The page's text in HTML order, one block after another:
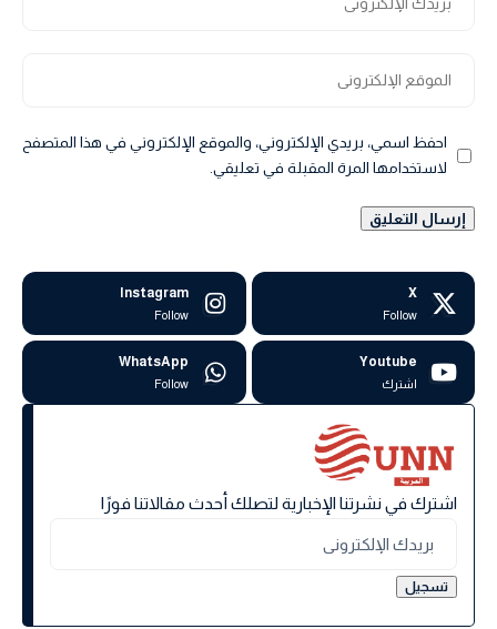
احفظ اسمي، بريدي الإلكتروني، والموقع الإلكتروني في هذا المتصفح
لاستخدامها المرة المقبلة في تعليقي.
X
Follow
Instagram
Follow
Youtube
اشترك
WhatsApp
Follow
اشترك في نشرتنا الإخبارية لتصلك أحدث مقالاتنا فورًا